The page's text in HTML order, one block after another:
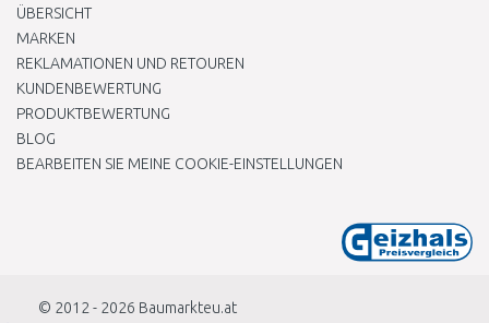
ÜBERSICHT
MARKEN
REKLAMATIONEN UND RETOUREN
KUNDENBEWERTUNG
PRODUKTBEWERTUNG
BLOG
BEARBEITEN SIE MEINE COOKIE-EINSTELLUNGEN
© 2012 - 2026 Baumarkteu.at